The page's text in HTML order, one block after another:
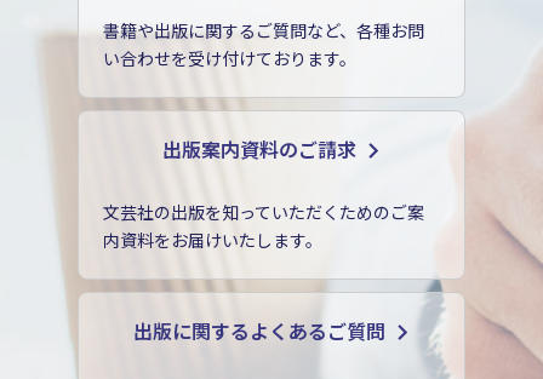
書籍や出版に関するご質問など、各種お問
い合わせを受け付けております。
出版案内資料のご請求
文芸社の出版を知っていただくためのご案
内資料をお届けいたします。
出版に関するよくあるご質問